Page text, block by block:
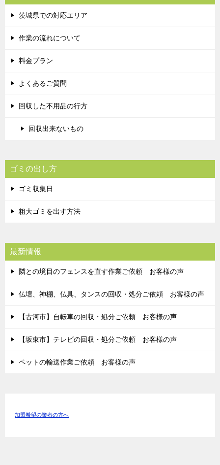
茨城県での対応エリア
作業の流れについて
料金プラン
よくあるご質問
回収した不用品の行方
回収出来ないもの
ゴミの出し方
ゴミ収集日
粗大ゴミを出す方法
最新情報
隣との境目のフェンスを直す作業ご依頼 お客様の声
仏壇、神棚、仏具、タンスの回収・処分ご依頼 お客様の声
【古河市】自転車の回収・処分ご依頼 お客様の声
【坂東市】テレビの回収・処分ご依頼 お客様の声
ペットの輸送作業ご依頼 お客様の声
加盟希望の業者の方へ